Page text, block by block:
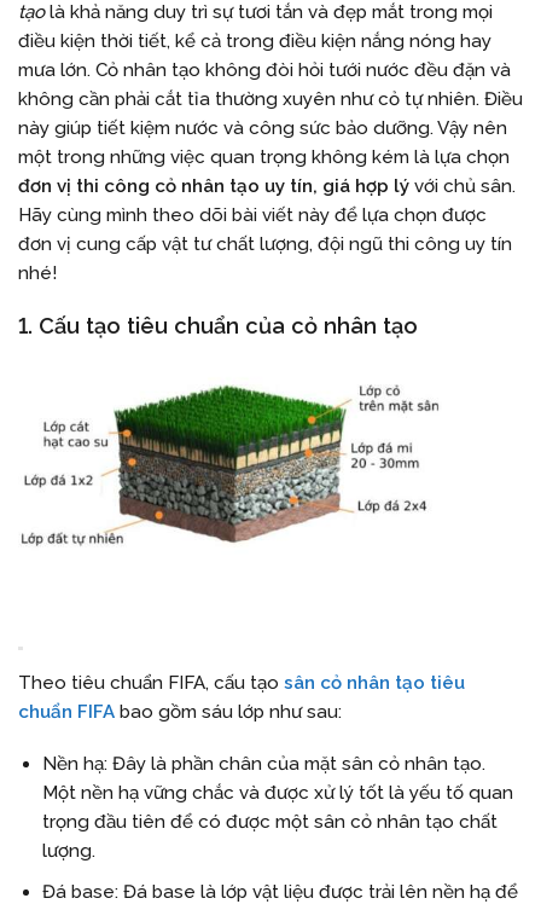
tạolà khả năng duy trì sự tươi tắn và đẹp mắt trong mọi
điều kiện thời tiết, kể cả trong điều kiện nắng nóng hay
mưa lớn. Cỏ nhân tạo không đòi hỏi tưới nước đều đặn và
không cần phải cắt tỉa thường xuyên như cỏ tự nhiên. Điều
này giúp tiết kiệm nước và công sức bảo dưỡng. Vậy nên
một trong những việc quan trọng không kém là lựa chọn
đơn vị thi công cỏ nhân tạo uy tín, giá hợp lý với chủ sân.
Hãy cùng mình theo dõi bài viết này để lựa chọn được
đơn vị cung cấp vật tư chất lượng, đội ngũ thi công uy tín
nhé!
1. Cấu tạo tiêu chuẩn của cỏ nhân tạo
Theo tiêu chuẩn FIFA, cấu tạo sân cỏ nhân tạo tiêu
chuẩn FIFA bao gồm sáu lớp như sau:
Nền hạ: Đây là phần chân của mặt sân cỏ nhân tạo.
Một nền hạ vững chắc và được xử lý tốt là yếu tố quan
trọng đầu tiên để có được một sân cỏ nhân tạo chất
lượng.
Đá base: Đá base là lớp vật liệu được trải lên nền hạ để